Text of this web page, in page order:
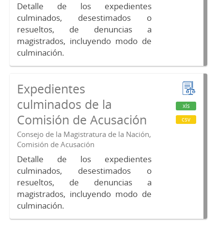
Detalle de los expedientes
culminados, desestimados o
resueltos, de denuncias a
magistrados, incluyendo modo de
culminación.
Expedientes
culminados de la
Comisión de Acusación
Consejo de la Magistratura de la Nación,
Comisión de Acusación
Detalle de los expedientes
culminados, desestimados o
resueltos, de denuncias a
magistrados, incluyendo modo de
culminación.
xls
csv